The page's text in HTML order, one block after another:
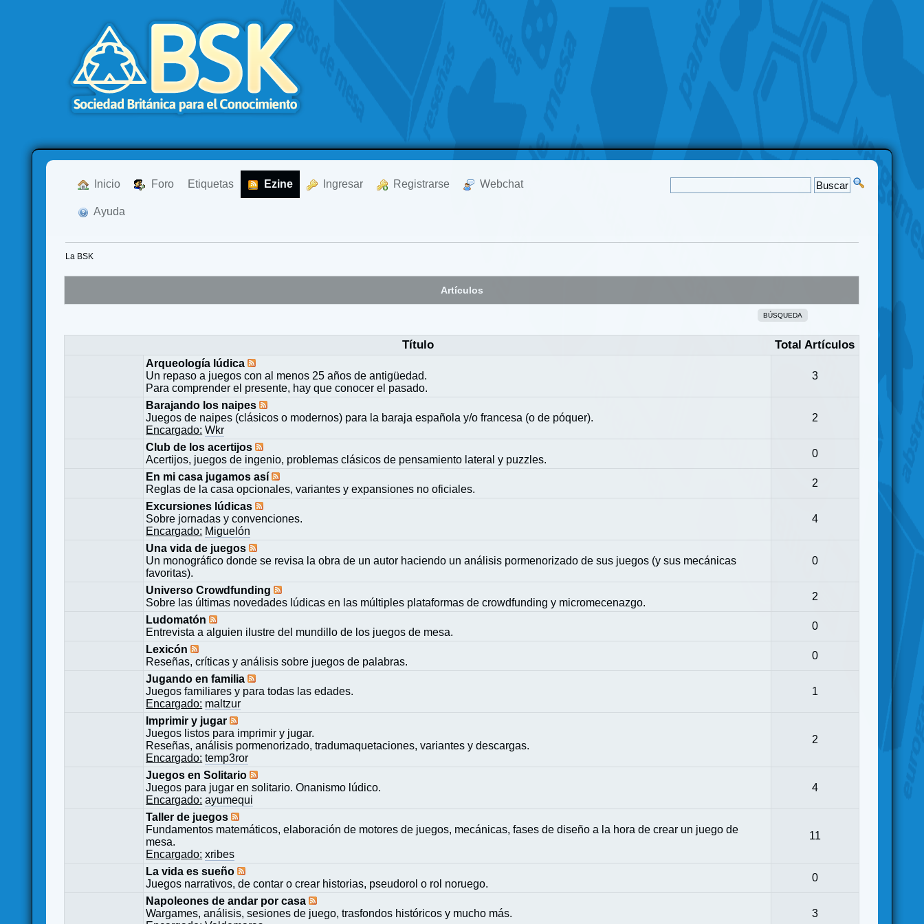
Inicio Foro Etiquetas Ezine Ingresar Registrarse Webchat
Ayuda
La BSK
Artículos
BÚSQUEDA
Título Total Artículos
Arqueología lúdica
Un repaso a juegos con al menos 25 años de antigüedad.
Para comprender el presente, hay que conocer el pasado.
3
Barajando los naipes
Juegos de naipes (clásicos o modernos) para la baraja española y/o francesa (o de póquer).
Encargado: Wkr
2
Club de los acertijos
Acertijos, juegos de ingenio, problemas clásicos de pensamiento lateral y puzzles.
0
En mi casa jugamos así
Reglas de la casa opcionales, variantes y expansiones no oficiales.
2
Excursiones lúdicas
Sobre jornadas y convenciones.
Encargado: Miguelón
4
Una vida de juegos
Un monográfico donde se revisa la obra de un autor haciendo un análisis pormenorizado de sus juegos (y sus mecánicas
favoritas).
0
Universo Crowdfunding
Sobre las últimas novedades lúdicas en las múltiples plataformas de crowdfunding y micromecenazgo.
2
Ludomatón
Entrevista a alguien ilustre del mundillo de los juegos de mesa.
0
Lexicón
Reseñas, críticas y análisis sobre juegos de palabras.
0
Jugando en familia
Juegos familiares y para todas las edades.
Encargado: maltzur
1
Imprimir y jugar
Juegos listos para imprimir y jugar.
Reseñas, análisis pormenorizado, tradumaquetaciones, variantes y descargas.
Encargado: temp3ror
2
Juegos en Solitario
Juegos para jugar en solitario. Onanismo lúdico.
Encargado: ayumequi
4
Taller de juegos
Fundamentos matemáticos, elaboración de motores de juegos, mecánicas, fases de diseño a la hora de crear un juego de
mesa.
Encargado: xribes
11
La vida es sueño
Juegos narrativos, de contar o crear historias, pseudorol o rol noruego.
0
Napoleones de andar por casa
Wargames, análisis, sesiones de juego, trasfondos históricos y mucho más.
3